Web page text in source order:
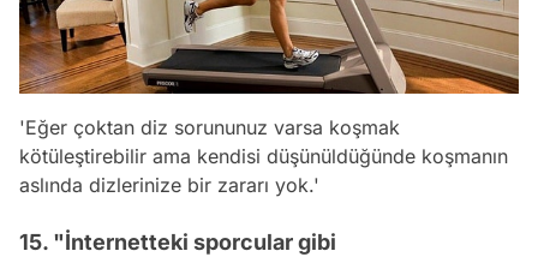
'Eğer çoktan diz sorununuz varsa koşmak
kötüleştirebilir ama kendisi düşünüldüğünde koşmanın
aslında dizlerinize bir zararı yok.'
15. "İnternetteki sporcular gibi